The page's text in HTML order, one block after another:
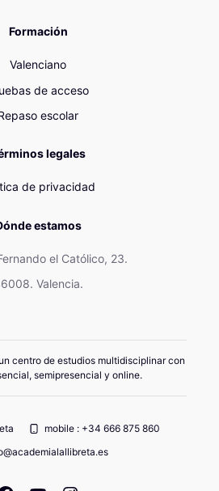
Formación
Valenciano
de acceso
escolar
legales
de privacidad
estamos
el Católico, 23.
Valencia.
centro de estudios multidisciplinar con
semipresencial y online.
mobile : +34 666 875 860